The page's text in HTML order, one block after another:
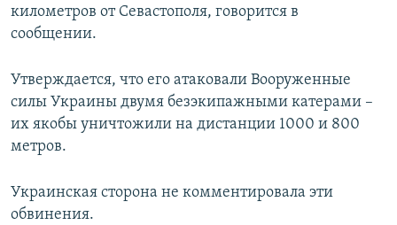
километров от Севастополя, говорится в
сообщении.
Утверждается, что его атаковали Вооруженные
силы Украины двумя безэкипажными катерами –
их якобы уничтожили на дистанции 1000 и 800
метров.
Украинская сторона не комментировала эти
обвинения.